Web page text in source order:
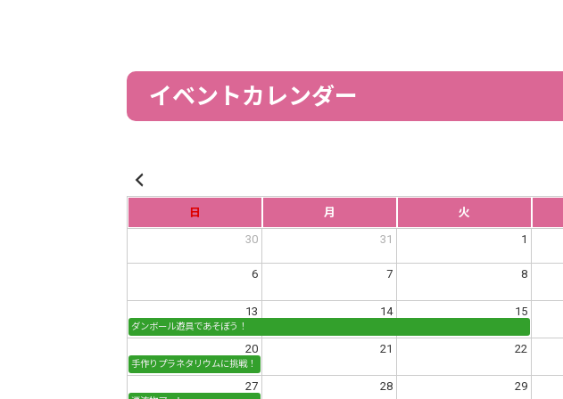
イベントカレンダー
日 月 火
30
31 1
6 7 8
13 14 15
ダンボール遊具であそぼう！
20 21 22
手作りプラネタリウムに挑戦！
27 28 29